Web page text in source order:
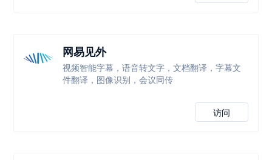
网易见外
视频智能字幕，语音转文字，文档翻译，字幕文
件翻译，图像识别，会议同传
访问